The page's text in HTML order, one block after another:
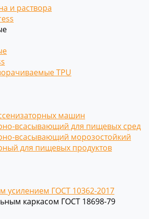
и раствора
TPU
машин
всасывающий для пищевых сред
всасывающий морозостойкий
для пищевых продуктов
усилением ГОСТ 10362-2017
каркасом ГОСТ 18698-79